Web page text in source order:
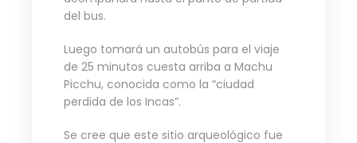
del bus.
Luego tomará un autobús para el viaje
de 25 minutos cuesta arriba a Machu
Picchu, conocida como la “ciudad
perdida de los Incas”.
Se cree que este sitio arqueológico fue